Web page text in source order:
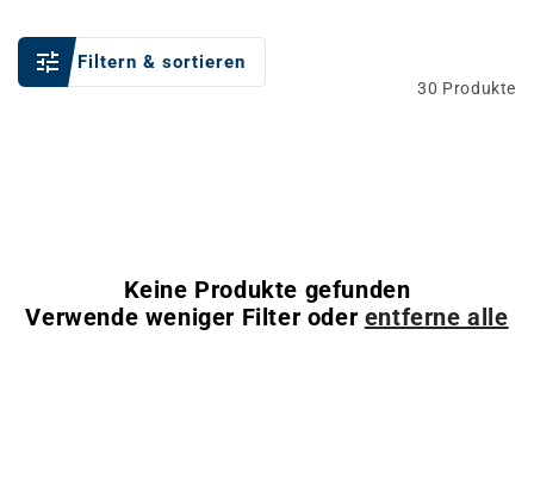
Filtern & sortieren
30 Produkte
Keine Produkte gefunden
Verwende weniger Filter oder entferne alle